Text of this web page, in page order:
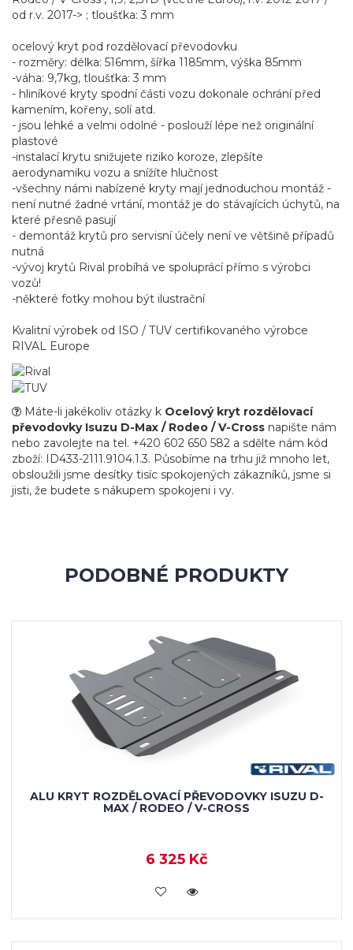
od r.v. 2017-> ; tloušťka: 3 mm
ocelový kryt pod rozdělovací převodovku
- rozměry: délka: 516mm, šířka 1185mm, výška 85mm
-váha: 9,7kg, tloušťka: 3 mm
- hliníkové kryty spodní části vozu dokonale ochrání před
kamením, kořeny, solí atd.
- jsou lehké a velmi odolné - poslouží lépe než originální
plastové
-instalací krytu snižujete riziko koroze, zlepšíte
aerodynamiku vozu a snížíte hlučnost
-všechny námi nabízené kryty mají jednoduchou montáž -
není nutné žadné vrtání, montáž je do stávajících úchytů, na
které přesně pasují
- demontáž krytů pro servisní účely není ve většině případů
nutná
-vývoj krytů Rival probíhá ve spoluprácí přímo s výrobci
vozů!
-některé fotky mohou být ilustrační
Kvalitní výrobek od ISO / TUV certifikovaného výrobce
RIVAL Europe
Máte-li jakékoliv otázky k Ocelový kryt rozdělovací
převodovky Isuzu D-Max / Rodeo / V-Cross napište nám
nebo zavolejte na tel. +420 602 650 582 a sdělte nám kód
zboží: ID433-2111.9104.1.3. Působíme na trhu již mnoho let,
obsloužili jsme desítky tisíc spokojených zákazníků, jsme si
jisti, že budete s nákupem spokojeni i vy.
PODOBNÉ PRODUKTY
ALU KRYT ROZDĚLOVACÍ PŘEVODOVKY ISUZU D-
MAX / RODEO / V-CROSS
6 325 Kč
KOUPIT